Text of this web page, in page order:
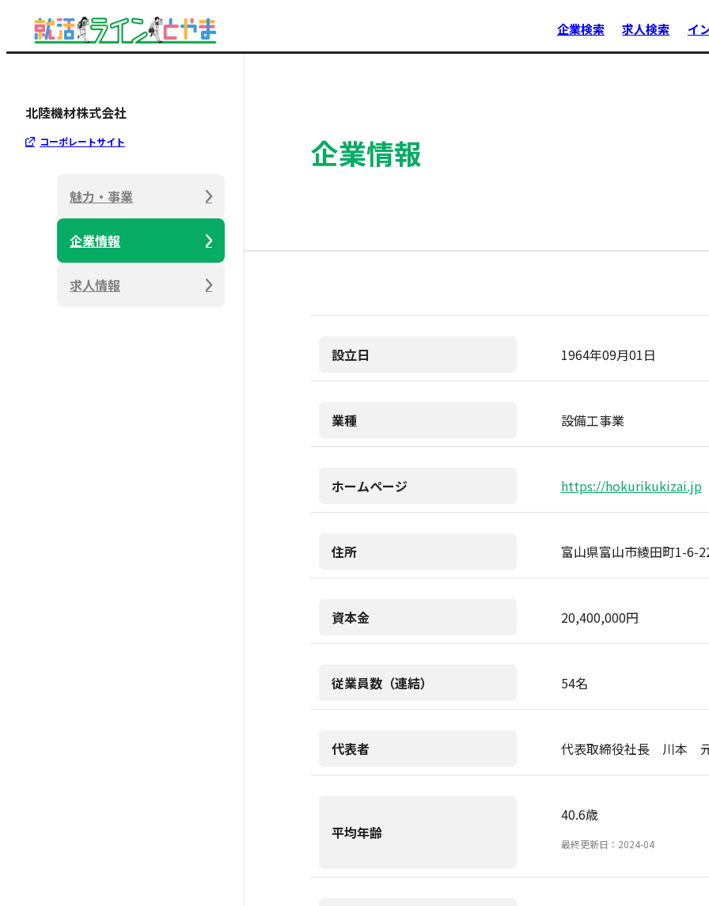
企業検索 求人検索 イ
北陸機材株式会社
コーポレートサイト
魅力・事業
企業情報
求人情報
企業情報
設立日 1964年09月01日
業種 設備工事業
ホームページ https://hokurikukizai.jp
住所 富山県富山市綾田町1-6-
資本金 20,400,000円
従業員数（連結） 54名
代表者 代表取締役社長 川本
平均年齢
40.6歳
最終更新日：2024-04